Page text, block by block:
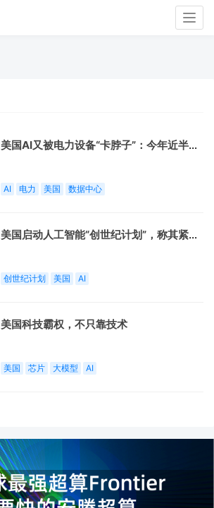
美国AI又被电力设备“卡脖子”：今年近半数
AI 电力 美国 数据中心
美国启动人工智能“创世纪计划”，称其紧迫
创世纪计划 美国 AI
美国科技霸权，不只靠技术
美国 芯片 大模型 AI